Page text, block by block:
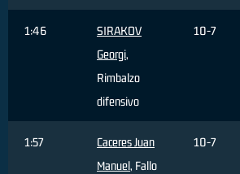
1:46
SIRAKOV
Georgi,
Rimbalzo
difensivo
10-7
1:57
Caceres Juan
Manuel, Fallo
10-7